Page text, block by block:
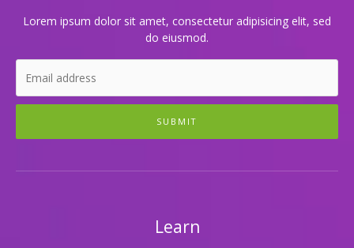
Lorem ipsum dolor sit amet, consectetur adipisicing elit, sed
do eiusmod.
SUBMIT
Learn